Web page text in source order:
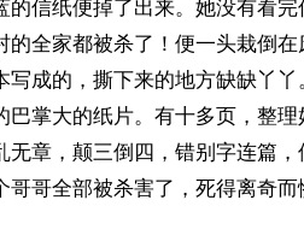
信纸便掉了出来。她没有看
全家都被杀了！便一头栽倒
成的，撕下来的地方缺缺丫
掌大的纸片。有十多页，整
无章，颠三倒四，错别字连篇
哥哥全部被杀害了，死得离奇